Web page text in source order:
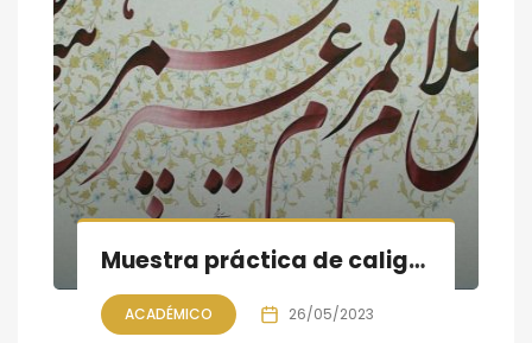
Muestra práctica de caligrafía persa, sesión VI
ACADÉMICO 26/05/2023